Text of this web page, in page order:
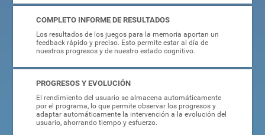
COMPLETO INFORME DE RESULTADOS
Los resultados de los juegos para la memoria aportan un
feedback rápido y preciso. Esto permite estar al día de
nuestros progresos y de nuestro estado cognitivo.
PROGRESOS Y EVOLUCIÓN
El rendimiento del usuario se almacena automáticamente
por el programa, lo que permite observar los progresos y
adaptar automáticamente la intervención a la evolución del
usuario, ahorrando tiempo y esfuerzo.